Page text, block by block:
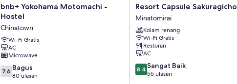
bnb+
Yokohama
-
Hostel
Chinatown
bnb+ Yokohama Motomachi -
Hostel
Chinatown
Wi-Fi Gratis
AC
Microwave
7.6
dari
7,6 Bagus
80 ulasan
Resort
Capsule
Sakuragicho
Minatomirai
Resort Capsule Sakuragicho
Minatomirai
Kolam renang
Wi-Fi Gratis
Restoran
AC
8.4
dari
8,4 Sangat Baik
55 ulasan